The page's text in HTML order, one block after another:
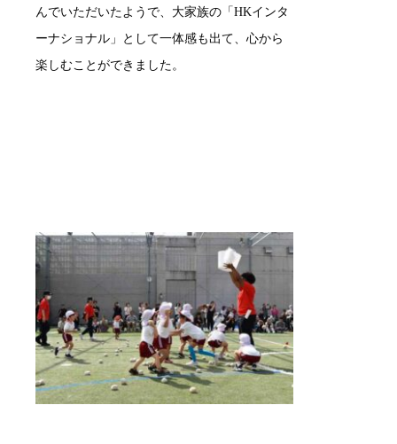
んでいただいたようで、大家族の「HKインタ
ーナショナル」として一体感も出て、心から
楽しむことができました。